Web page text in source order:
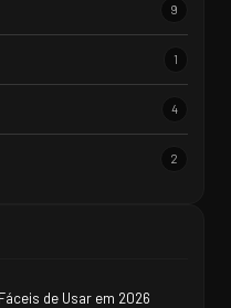
9
1
4
2
de Usar em 2026